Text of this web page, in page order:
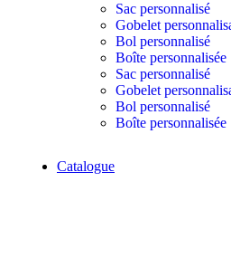
Sac personnalisé
Gobelet
Bol personnalisé
Boîte personnalisée
Sac personnalisé
Gobelet
Bol personnalisé
Boîte personnalisée
Catalogue